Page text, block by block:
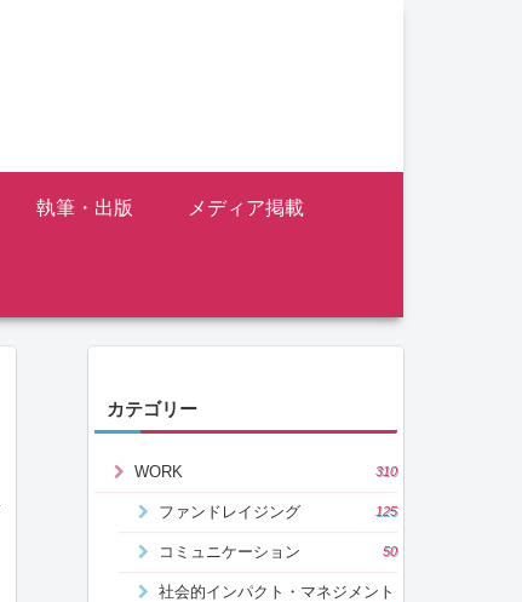
執筆・出版 メディア掲載
カテゴリー
WORK 310
ファンドレイジング 125
コミュニケーション 50
社会的インパクト・マネジメント